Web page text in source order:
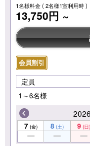
1名様料金( 2名様1室利用時 )
13,750円 ～
会員割引
定員
1～6名様
7 (金) 8 (土) 9 (日)